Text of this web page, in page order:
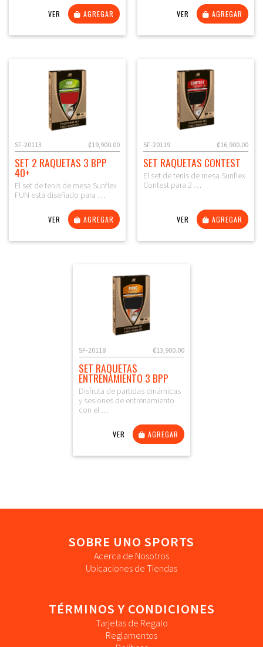
VER AGREGAR VER AGREGAR
₡19,900.00
SF-20113
SET 2 RAQUETAS 3 BPP
40+
El set de tenis de mesa Sunflex
FUN está diseñado para …
VER AGREGAR
₡16,900.00
SF-20119
SET RAQUETAS CONTEST
El set de tenis de mesa Sunflex
Contest para 2 …
VER AGREGAR
₡13,900.00
SF-20118
SET RAQUETAS
ENTRENAMIENTO 3 BPP
Disfruta de partidas dinámicas
y sesiones de entrenamiento
con el …
VER AGREGAR
SOBRE UNO SPORTS
Acerca de Nosotros
Ubicaciones de Tiendas
TÉRMINOS Y CONDICIONES
Tarjetas de Regalo
Reglamentos